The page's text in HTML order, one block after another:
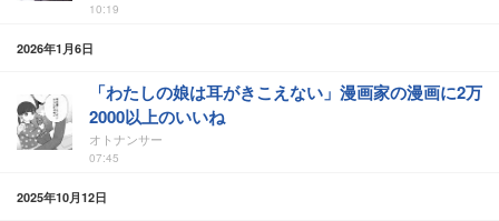
10:19
2026年1月6日
「わたしの娘は耳がきこえない」漫画家の漫画に2万
2000以上のいいね
オトナンサー
07:45
2025年10月12日